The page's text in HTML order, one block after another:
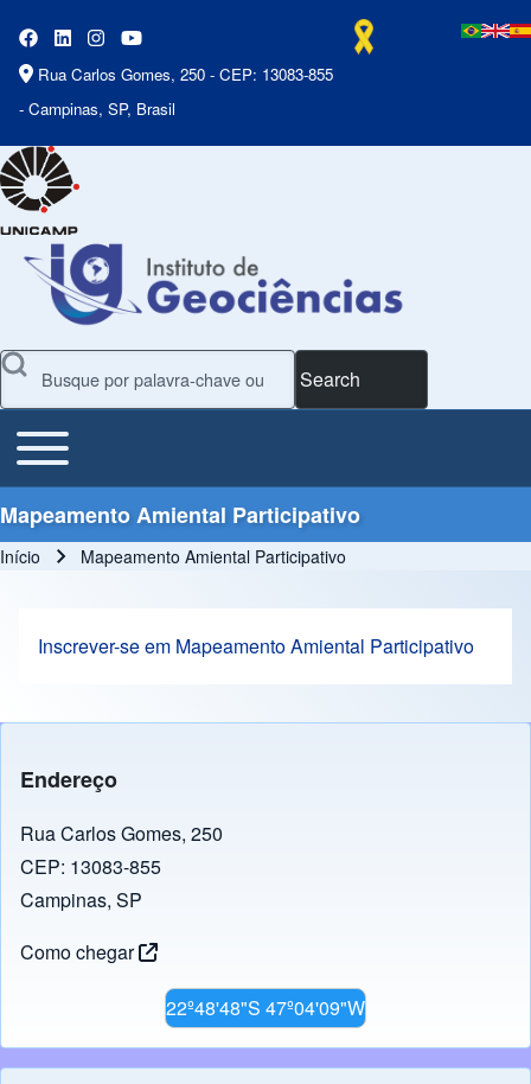
Rua Carlos Gomes, 250 - CEP: 13083-855
- Campinas, SP, Brasil
Search
Main Menu
Toggle main menu
Mapeamento Amiental Participativo
Início Mapeamento Amiental Participativo
Inscrever-se em Mapeamento Amiental Participativo
Endereço
Rua Carlos Gomes, 250
CEP: 13083-855
Campinas, SP
Como chegar
22º48'48"S 47º04'09"W